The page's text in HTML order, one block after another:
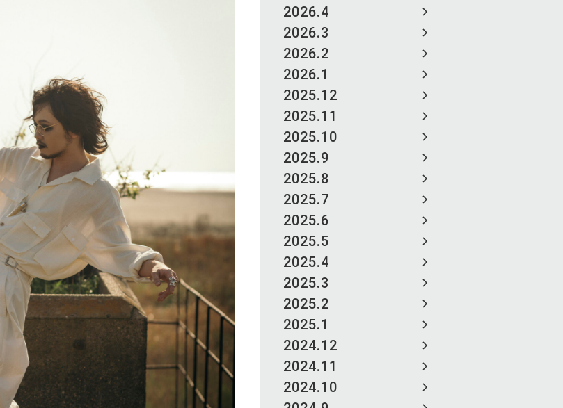
2026.4
2026.3
2026.2
2026.1
2025.12
2025.11
2025.10
2025.9
2025.8
2025.7
2025.6
2025.5
2025.4
2025.3
2025.2
2025.1
2024.12
2024.11
2024.10